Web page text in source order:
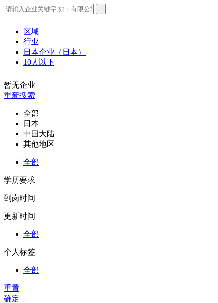
区域
行业
日本企业（日本）
10人以下
暂无企业
重新搜索
全部
日本
中国大陆
其他地区
全部
学历要求
到岗时间
更新时间
全部
个人标签
全部
重置
确定